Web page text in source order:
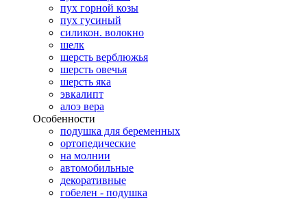
пух горной козы
пух гусиный
силикон. волокно
шелк
шерсть верблюжья
шерсть овечья
шерсть яка
эвкалипт
алоэ вера
Особенности
подушка для беременных
ортопедические
на молнии
автомобильные
декоративные
гобелен - подушка